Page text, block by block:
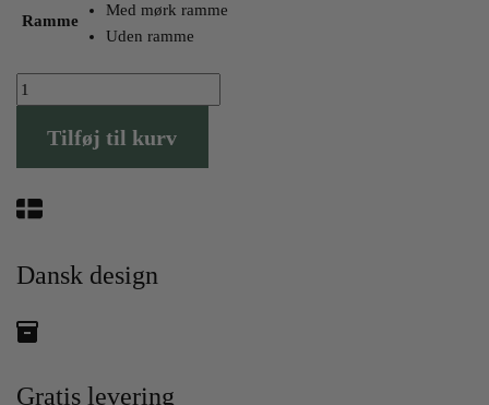
Ramme
Med mørk ramme
Uden ramme
Art
de
L’eau
antal
Tilføj til kurv
Dansk design
Gratis levering